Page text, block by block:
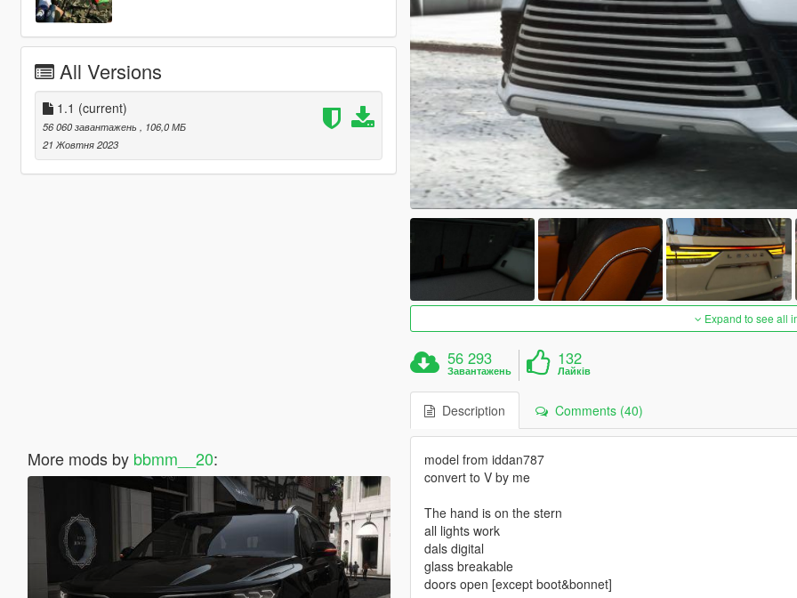
All Versions
1.1 (current)
56 060 завантажень
, 106,0 МБ
21 Жовтня 2023
More mods by bbmm__20:
Expand to see all
56 293
Завантажень
132
Лайків
Description Comments (40)
model from iddan787
convert to V by me
The hand is on the stern
all lights work
dals digital
glass breakable
doors open [except boot&bonnet]